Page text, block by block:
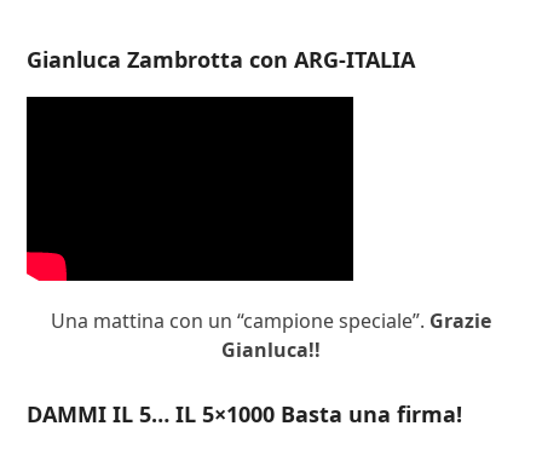
Gianluca Zambrotta con ARG-ITALIA
Una mattina con un “campione speciale”. Grazie
Gianluca!!
DAMMI IL 5… IL 5×1000 Basta una firma!